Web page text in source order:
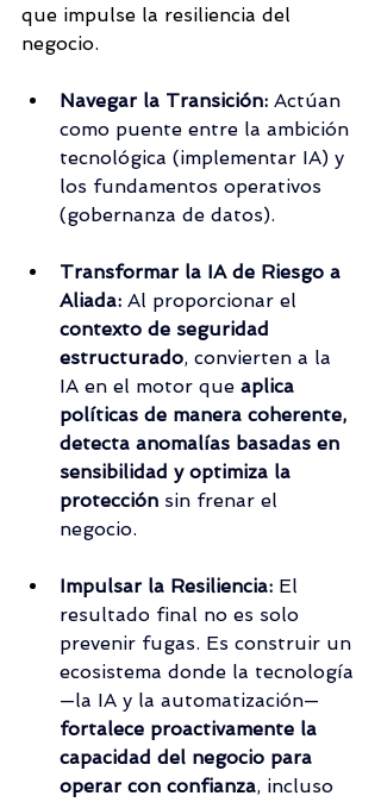
que impulse la resiliencia del
negocio.
Navegar la Transición: Actúan
como puente entre la ambición
tecnológica (implementar IA) y
los fundamentos operativos
(gobernanza de datos).
Transformar la IA de Riesgo a
Aliada: Al proporcionar el
contexto de seguridad
estructurado, convierten a la
IA en el motor que aplica
políticas de manera coherente,
detecta anomalías basadas en
sensibilidad y optimiza la
protección sin frenar el
negocio.
Impulsar la Resiliencia: El
resultado final no es solo
prevenir fugas. Es construir un
ecosistema donde la tecnología
—la IA y la automatización—
fortalece proactivamente la
capacidad del negocio para
operar con confianza, incluso